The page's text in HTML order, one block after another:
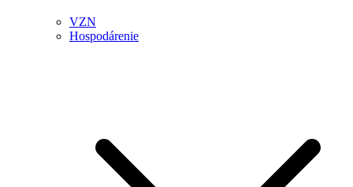
VZN
Hospodárenie